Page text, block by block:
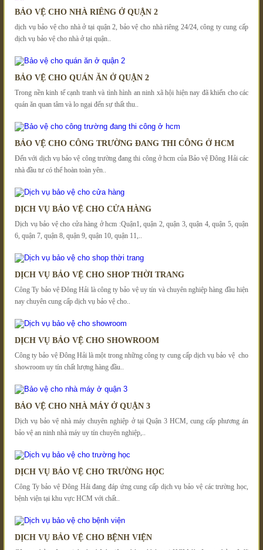
BẢO VỆ CHO NHÀ RIÊNG Ở QUẬN 2
dịch vụ bảo vệ cho nhà ở tại quận 2, bảo vệ cho nhà riêng 24/24, công ty cung cấp
dịch vụ bảo vệ cho nhà ở tại quận..
BẢO VỆ CHO QUÁN ĂN Ở QUẬN 2
Trong nền kinh tế cạnh tranh và tình hình an ninh xã hội hiện nay đã khiến cho các
quán ăn quan tâm và lo ngại đến sự thất thu..
BẢO VỆ CHO CÔNG TRƯỜNG ĐANG THI CÔNG Ở HCM
Đến với dịch vụ bảo vệ công trường đang thi công ở hcm của Bảo vệ Đông Hải các
nhà đầu tư có thể hoàn toàn yên..
DỊCH VỤ BẢO VỆ CHO CỬA HÀNG
Dịch vụ bảo vệ cho cửa hàng ở hcm :Quận1, quận 2, quận 3, quận 4, quận 5, quận
6, quận 7, quận 8, quận 9, quận 10, quận 11,..
DỊCH VỤ BẢO VỆ CHO SHOP THỜI TRANG
Công Ty bảo vệ Đông Hải là công ty bảo vệ uy tín và chuyên nghiệp hàng đầu hiện
nay chuyên cung cấp dịch vụ bảo vệ cho..
DỊCH VỤ BẢO VỆ CHO SHOWROOM
Công ty bảo vệ Đông Hải là một trong những công ty cung cấp dịch vụ bảo vệ cho
showroom uy tín chất lượng hàng đầu..
BẢO VỆ CHO NHÀ MÁY Ở QUẬN 3
Dịch vụ bảo vệ nhà máy chuyên nghiệp ở tại Quận 3 HCM, cung cấp phương án
bảo vệ an ninh nhà máy uy tín chuyên nghiệp,..
DỊCH VỤ BẢO VỆ CHO TRƯỜNG HỌC
Công Ty bảo vệ Đông Hải đang đáp ứng cung cấp dịch vụ bảo vệ các trường học,
bệnh viện tại khu vực HCM với chất..
DỊCH VỤ BẢO VỆ CHO BỆNH VIỆN